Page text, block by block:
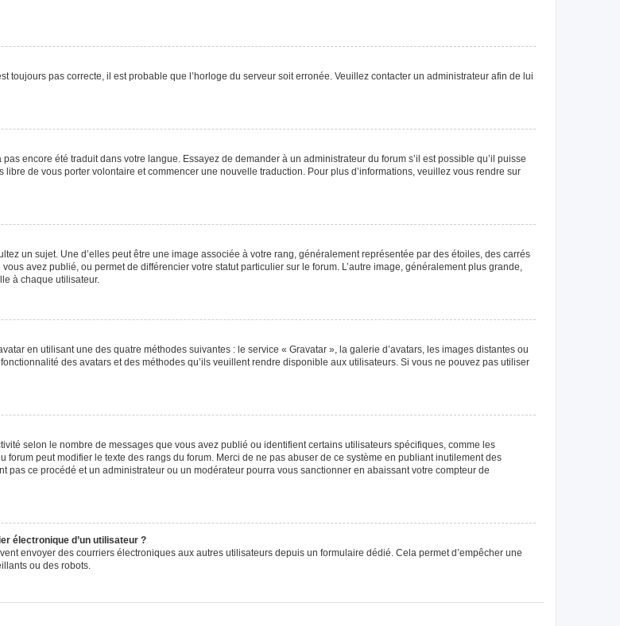
toujours pas correcte, il est probable que l’horloge du serveur soit erronée. Veuillez contacter un administrateur afin de lui
encore été traduit dans votre langue. Essayez de demander à un administrateur du forum s’il est possible qu’il puisse
de vous porter volontaire et commencer une nouvelle traduction. Pour plus d’informations, veuillez vous rendre sur
un sujet. Une d’elles peut être une image associée à votre rang, généralement représentée par des étoiles, des carrés
avez publié, ou permet de différencier votre statut particulier sur le forum. L’autre image, généralement plus grande,
à chaque utilisateur.
en utilisant une des quatre méthodes suivantes : le service « Gravatar », la galerie d’avatars, les images distantes ou
des avatars et des méthodes qu’ils veuillent rendre disponible aux utilisateurs. Si vous ne pouvez pas utiliser
selon le nombre de messages que vous avez publié ou identifient certains utilisateurs spécifiques, comme les
peut modifier le texte des rangs du forum. Merci de ne pas abuser de ce système en publiant inutilement des
pas ce procédé et un administrateur ou un modérateur pourra vous sanctionner en abaissant votre compteur de
électronique d’un utilisateur ?
envoyer des courriers électroniques aux autres utilisateurs depuis un formulaire dédié. Cela permet d’empêcher une
ou des robots.